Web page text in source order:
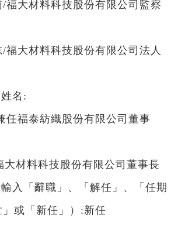
福大材料科技股份有限公司監察
福大材料科技股份有限公司法人
名:
任福泰紡織股份有限公司董事
大材料科技股份有限公司董事長
入「辭職」、「解任」、「任期
或「新任」）:新任